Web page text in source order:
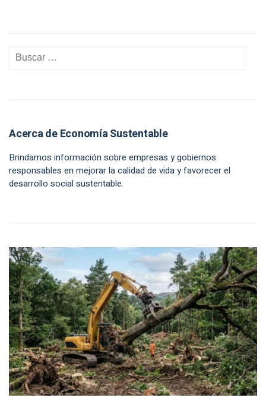
Acerca de Economía Sustentable
Brindamos información sobre empresas y gobiernos
responsables en mejorar la calidad de vida y favorecer el
desarrollo social sustentable.